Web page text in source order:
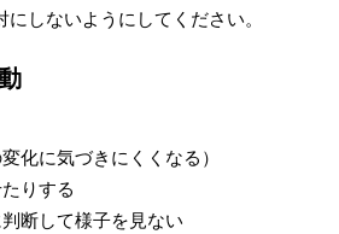
しないようにしてください。
化に気づきにくくなる）
りする
断して様子を見ない